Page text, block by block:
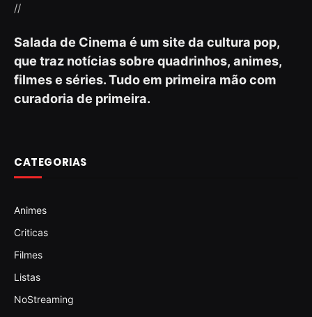
//
Salada de Cinema é um site da cultura pop,
que traz notícias sobre quadrinhos, animes,
filmes e séries. Tudo em primeira mão com
curadoria de primeira.
CATEGORIAS
Animes
Criticas
Filmes
Listas
NoStreaming